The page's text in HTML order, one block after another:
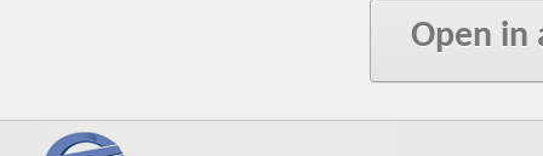
Open in